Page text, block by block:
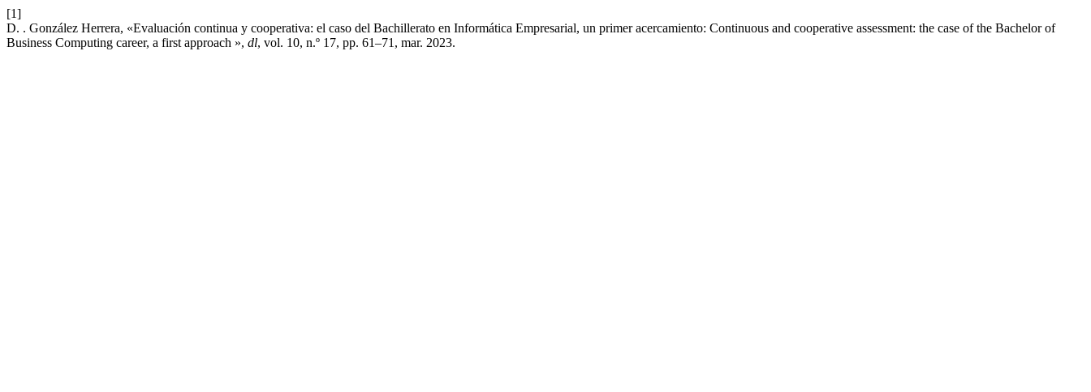
[1]
D. . González Herrera, «Evaluación continua y cooperativa: el caso del Bachillerato en Informática Empresarial, un primer acercamiento: Continuous and cooperative assessment: the case of the Bachelor of
Business Computing career, a first approach », dl, vol. 10, n.º 17, pp. 61–71, mar. 2023.